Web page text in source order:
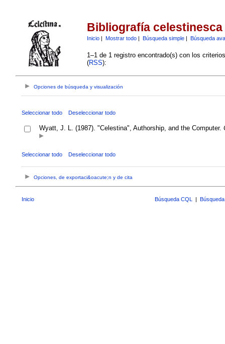
Bibliografía celestinesca
Inicio| Mostrar todo| Búsqueda simple| Búsqueda
1–1 de 1 registro encontrado(s) con los
(RSS):
Opciones de búsqueda y visualización
Seleccionar todo Deseleccionar todo
Wyatt, J. L. (1987). "Celestina", Authorship, and the Computer.
Seleccionar todo Deseleccionar todo
Opciones, de exportaci&oacute;n y de cita
Inicio Búsqueda CQL |